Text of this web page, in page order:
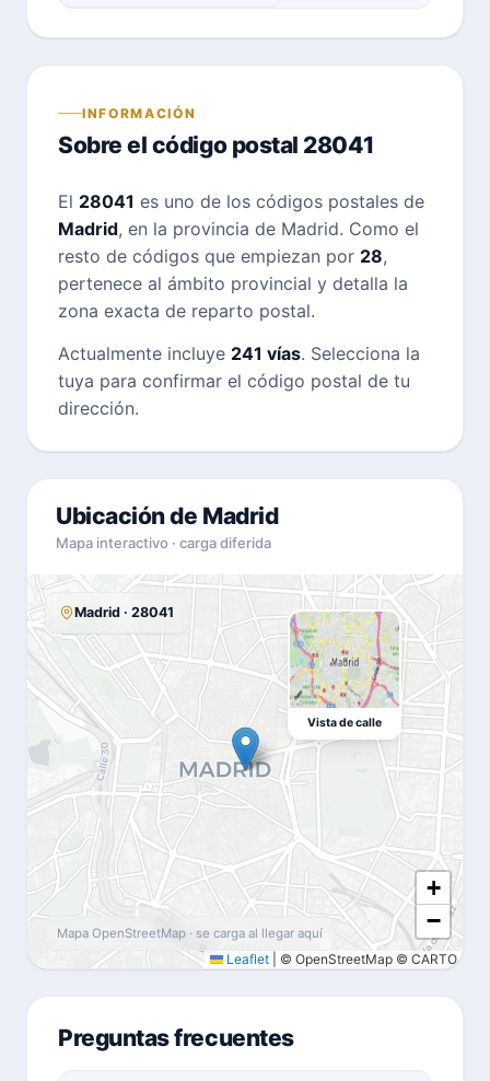
INFORMACIÓN
Sobre el código postal 28041
El 28041 es uno de los códigos postales de
Madrid, en la provincia de Madrid. Como el
resto de códigos que empiezan por 28,
pertenece al ámbito provincial y detalla la
zona exacta de reparto postal.
Actualmente incluye 241 vías. Selecciona la
tuya para confirmar el código postal de tu
dirección.
Ubicación de Madrid
Mapa interactivo · carga diferida
+
−
Leaflet © OpenStreetMap © CARTO
Madrid · 28041
Vista de calle
Mapa OpenStreetMap · se carga al llegar aquí
Preguntas frecuentes